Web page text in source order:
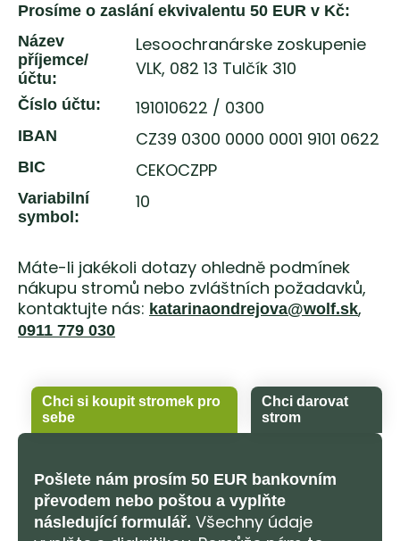
Prosíme o zaslání ekvivalentu 50 EUR v Kč:
Název
příjemce/
účtu:
Lesoochranárske zoskupenie
VLK, 082 13 Tulčík 310
Číslo účtu: 191010622 / 0300
IBAN CZ39 0300 0000 0001 9101 0622
BIC CEKOCZPP
Variabilní
symbol:
10
Máte-li jakékoli dotazy ohledně podmínek
nákupu stromů nebo zvláštních požadavků,
kontaktujte nás: katarinaondrejova@wolf.sk,
0911 779 030
Chci si koupit stromek pro
sebe
Chci darovat
strom
Pošlete nám prosím 50 EUR bankovním
převodem nebo poštou a vyplňte
následující formulář. Všechny údaje